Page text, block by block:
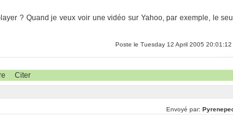
? Quand je veux voir une vidéo sur Yahoo, par exemple, le seul
Poste le Tuesday 12 April 2005 20:01:12
Citer
Envoyé par: